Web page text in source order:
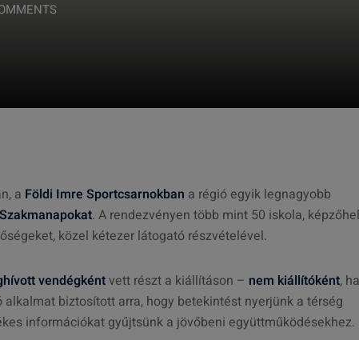
a Földi Imre Sportcsarnokban a régió egyik legnagyobb
. A rendezvényen több mint 50 iskola,
közel kétezer látogató részvételével.
vendégkéntvett részt a kiállításon – nem kiállítóként,
alkalmat biztosított arra, hogy betekintést nyerjünk a térség
információkat gyűjtsünk a jövőbeni együttműködésekhez.